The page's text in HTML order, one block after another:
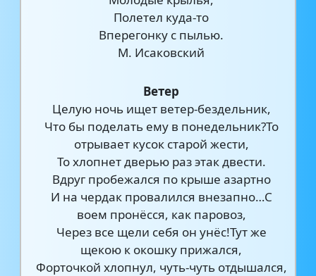
Полетел куда-то
Вперегонку с пылью.
М. Исаковский
Ветер
Целую ночь ищет ветер-бездельник,
Что бы поделать ему в понедельник?То
отрывает кусок старой жести,
То хлопнет дверью раз этак двести.
Вдруг пробежался по крыше азартно
И на чердак провалился внезапно…С
воем пронёсся, как паровоз,
Через все щели себя он унёс!Тут же
щекою к окошку прижался,
Форточкой хлопнул, чуть-чуть отдышался,